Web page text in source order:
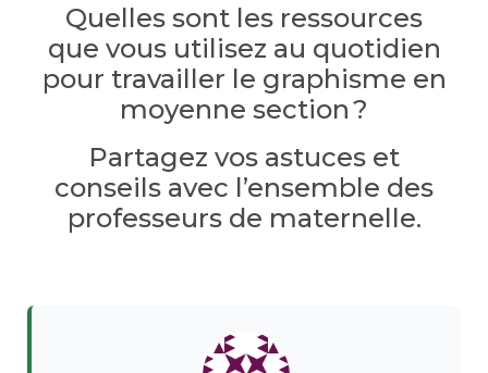
Quelles sont les ressources
que vous utilisez au quotidien
pour travailler le graphisme en
moyenne section ?
Partagez vos astuces et
conseils avec l’ensemble des
professeurs de maternelle.